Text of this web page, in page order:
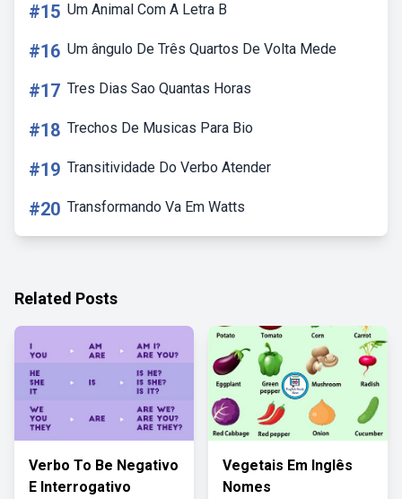
#15 Um Animal Com A Letra B
#16 Um ângulo De Três Quartos De Volta Mede
#17 Tres Dias Sao Quantas Horas
#18 Trechos De Musicas Para Bio
#19 Transitividade Do Verbo Atender
#20 Transformando Va Em Watts
Related Posts
Verbo To Be Negativo
E Interrogativo
Vegetais Em Inglês
Nomes